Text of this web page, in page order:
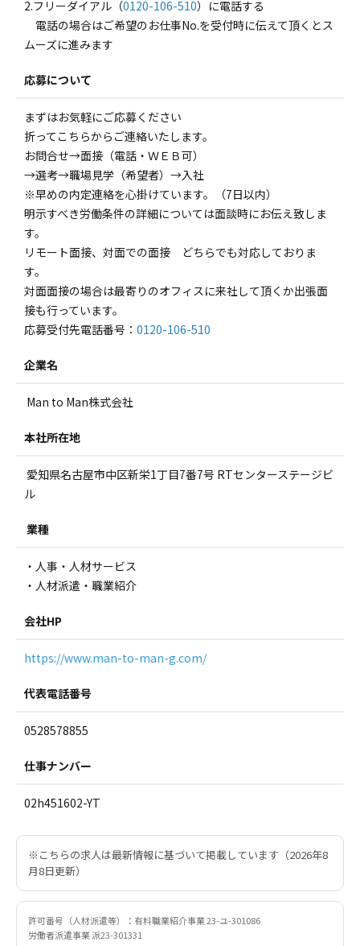
2.フリーダイアル（0120-106-510）に電話する
電話の場合はご希望のお仕事No.を受付時に伝えて頂くとス
ムーズに進みます
応募について
まずはお気軽にご応募ください
折ってこちらからご連絡いたします。
お問合せ→面接（電話・ＷＥＢ可）
→選考→職場見学（希望者）→入社
※早めの内定連絡を心掛けています。（7日以内）
明示すべき労働条件の詳細については面談時にお伝え致しま
す。
リモート面接、対面での面接 どちらでも対応しておりま
す。
対面面接の場合は最寄りのオフィスに来社して頂くか出張面
接も行っています。
応募受付先電話番号： 0120-106-510
企業名
Man to Man株式会社
本社所在地
愛知県名古屋市中区新栄1丁目7番7号 RTセンターステージビ
ル
業種
・人事・人材サービス
・人材派遣・職業紹介
会社HP
https://www.man-to-man-g.com/
代表電話番号
0528578855
仕事ナンバー
02h451602-YT
※こちらの求人は最新情報に基づいて掲載しています（2026年8
月8日更新）
許可番号（人材派遣等）：有料職業紹介事業 23-ユ-301086
労働者派遣事業 派23-301331